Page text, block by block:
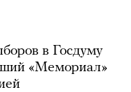
в Госдуму
«Мемориал»